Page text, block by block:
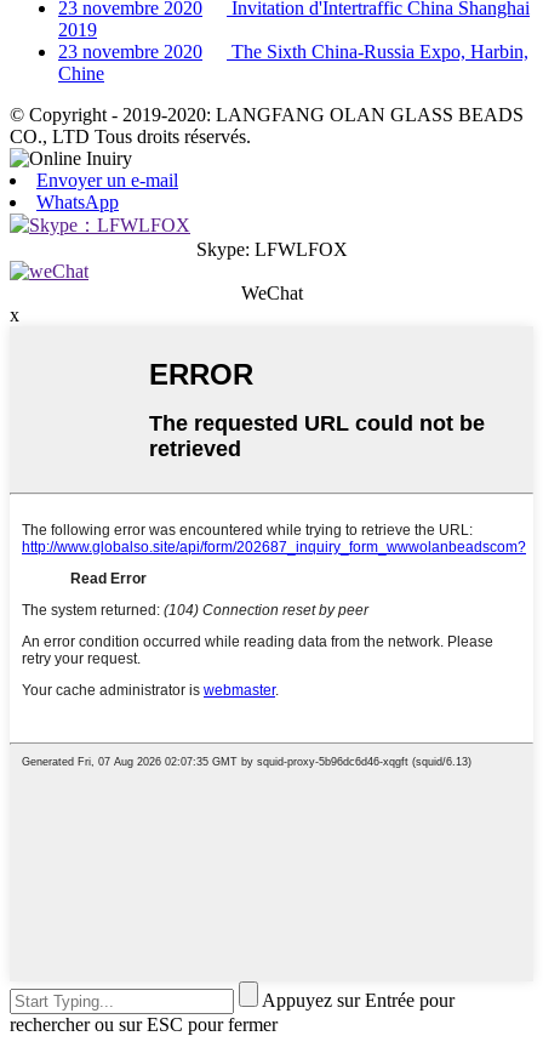
23 novembre 2020
Invitation d'Intertraffic China Shanghai
2019
23 novembre 2020
The Sixth China-Russia Expo, Harbin,
Chine
© Copyright - 2019-2020: LANGFANG OLAN GLASS BEADS
CO., LTD Tous droits réservés.
Envoyer un e-mail
WhatsApp
Skype: LFWLFOX
WeChat
x
Appuyez sur Entrée pour
rechercher ou sur ESC pour fermer